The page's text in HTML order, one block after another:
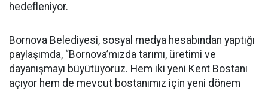
hedefleniyor.
Bornova Belediyesi, sosyal medya hesabından yaptığı
paylaşımda, “Bornova’mızda tarımı, üretimi ve
dayanışmayı büyütüyoruz. Hem iki yeni Kent Bostanı
açıyor hem de mevcut bostanımız için yeni dönem